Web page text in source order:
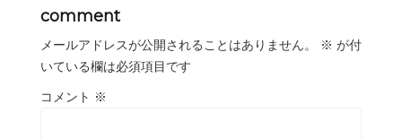
comment
メールアドレスが公開されることはありません。 ※ が付
いている欄は必須項目です
コメント ※